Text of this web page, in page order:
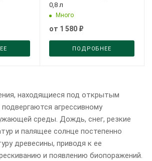
0,8 л
Много
от 1 580 ₽
ПОДРОБНЕЕ
находящиеся под открытым
агрессивному
среды. Дождь, снег, резкие
и палящее солнце постепенно
древесины, приводя к ее
и появлению биопоражений.